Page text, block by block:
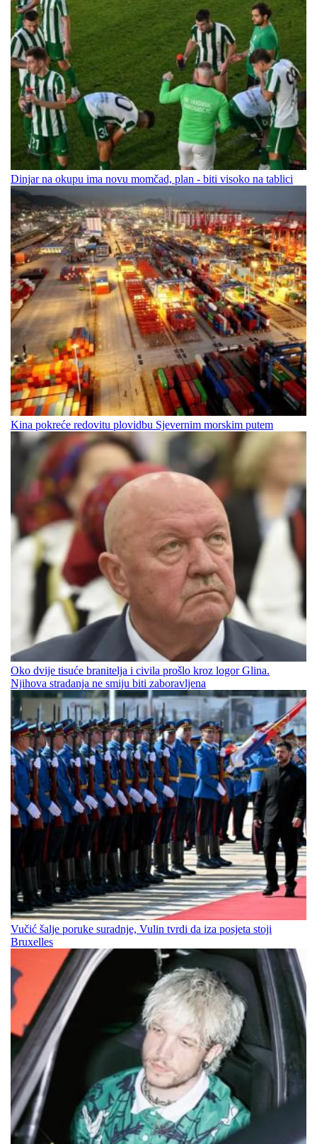
Dinjar na okupu ima novu momčad, plan - biti visoko na tablici
Kina pokreće redovitu plovidbu Sjevernim morskim putem
Oko dvije tisuće branitelja i civila prošlo kroz logor Glina.
Njihova stradanja ne smiju biti zaboravljena
Vučić šalje poruke suradnje, Vulin tvrdi da iza posjeta stoji
Bruxelles